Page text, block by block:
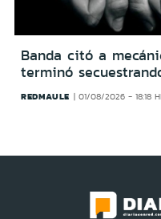
Banda citó a
terminó
REDMAULE 01/08/2026 - 18:18